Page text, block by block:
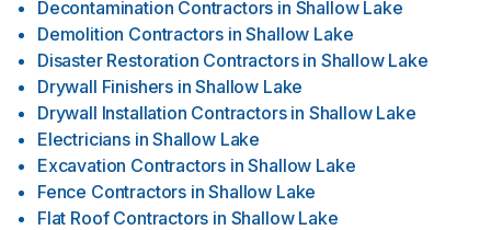
Decontamination Contractors in Shallow Lake
Demolition Contractors in Shallow Lake
Disaster Restoration Contractors in Shallow Lake
Drywall Finishers in Shallow Lake
Drywall Installation Contractors in Shallow Lake
Electricians in Shallow Lake
Excavation Contractors in Shallow Lake
Fence Contractors in Shallow Lake
Flat Roof Contractors in Shallow Lake